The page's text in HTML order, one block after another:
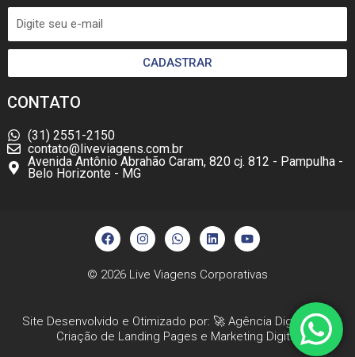
CADASTRAR
CONTATO
(31) 2551-2150
contato@liveviagens.com.br
Avenida Antônio Abrahão Caram, 820 cj. 812 - Pampulha -
Belo Horizonte - MG
F
a
c
b
I
n
s
a
m
W
h
a
s
L
i
n
e
n
Y
o
u
u
© 2026 Live Viagens Corporativas
Site Desenvolvido e Otimizado por: 🚀 Agência Digital HGX
Criação de Landing Pages e Marketing Digital